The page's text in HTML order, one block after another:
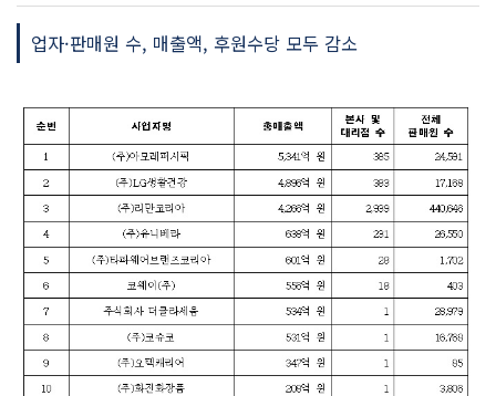
업자·판매원 수, 매출액, 후원수당 모두 감소